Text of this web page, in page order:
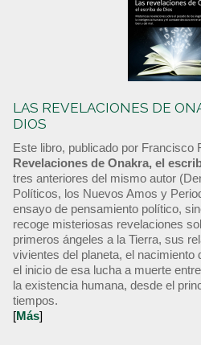
LAS REVELACIONES DE
DIOS
Este libro, publicado por Francisco
Revelaciones de Onakra, el
tres anteriores del mismo autor
Políticos, los Nuevos Amos y
ensayo de pensamiento político,
recoge misteriosas revelaciones
primeros ángeles a la Tierra, sus
vivientes del planeta, el nacimiento
el inicio de esa lucha a muerte
la existencia humana, desde el
tiempos.
[Más]